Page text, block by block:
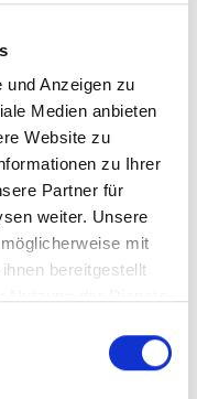
und Anzeigen zu
Medien anbieten
Website zu
zu Ihrer
Partner für
weiter. Unsere
mit
bereitgestellt
published
Categories
Sales
support
Sales
support